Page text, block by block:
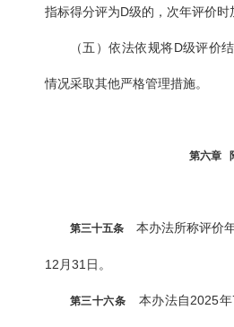
指标得分评为D级的，次年评价时
（五）依法依规将D级评价
情况采取其他严格管理措施。
第六章
第三十五条 本办法所称评价
12月31日。
第三十六条 本办法自2025年